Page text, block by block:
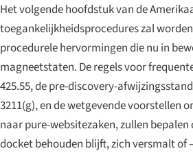
Het volgende hoofdstuk van de
toegankelijkheidsprocedures zal
procedurele hervormingen die nu in
magneetstaten. De regels voor
425.55, de pre-discovery-
3211(g), en de wetgevende voorstellen
naar pure-websitezaken, zullen
docket behouden blijft, zich versmalt of